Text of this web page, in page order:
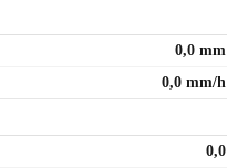
0,0 mm
0,0 mm/h
0,0